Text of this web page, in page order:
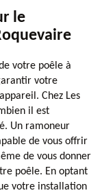
le
votre poêle à
votre
Chez Les
il est
Un ramoneur
de vous offrir
de vous donner
poêle. En optant
votre installation